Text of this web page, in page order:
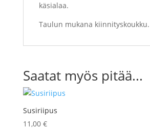
käsialaa.
Taulun mukana kiinnityskoukku.
Saatat myös pitää...
Susiriipus
11,00 €